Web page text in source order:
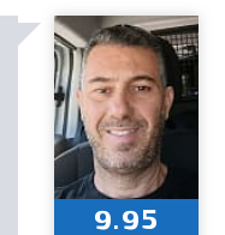
9.95